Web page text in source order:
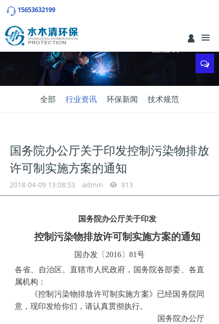
15653632199
全部 行业资讯 环保新闻 技术规范
国务院办公厅关于印发控制污染物排放
许可制实施方案的通知
2018-04-09 13:08:53 admin 813
国务院办公厅关于印发
控制污染物排放许可制实施方案的通知
国办发〔2016〕81号
各省、自治区、直辖市人民政府，国务院各部委、各直
属机构：
《控制污染物排放许可制实施方案》已经国务院同
意，现印发给你们，请认真贯彻执行。
国务院办公厅